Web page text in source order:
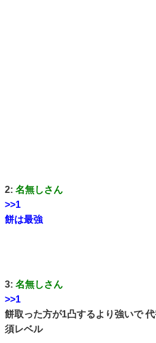
2: 名無しさん
>>1
餅は最強
3: 名無しさん
>>1
餅取った方が1凸するより強いで
須レベル